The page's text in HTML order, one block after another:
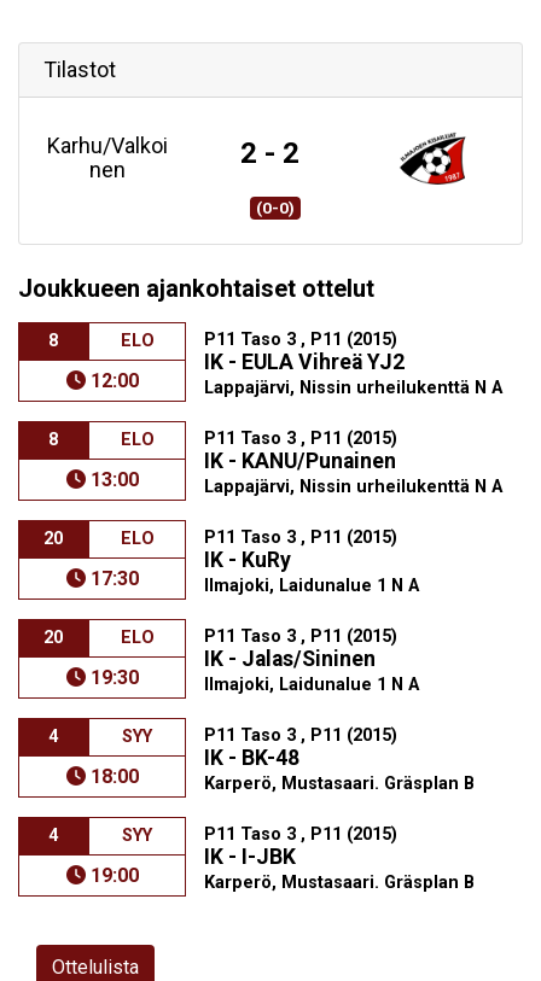
Tilastot
Karhu/Valkoi
nen
2 - 2
(0-0)
Joukkueen ajankohtaiset ottelut
8 ELO
12:00
P11 Taso 3 , P11 (2015)
IK - EULA Vihreä YJ2
Lappajärvi, Nissin urheilukenttä N A
8 ELO
13:00
P11 Taso 3 , P11 (2015)
IK - KANU/Punainen
Lappajärvi, Nissin urheilukenttä N A
20 ELO
17:30
P11 Taso 3 , P11 (2015)
IK - KuRy
Ilmajoki, Laidunalue 1 N A
20 ELO
19:30
P11 Taso 3 , P11 (2015)
IK - Jalas/Sininen
Ilmajoki, Laidunalue 1 N A
4 SYY
18:00
P11 Taso 3 , P11 (2015)
IK - BK-48
Karperö, Mustasaari. Gräsplan B
4 SYY
19:00
P11 Taso 3 , P11 (2015)
IK - I-JBK
Karperö, Mustasaari. Gräsplan B
Ottelulista